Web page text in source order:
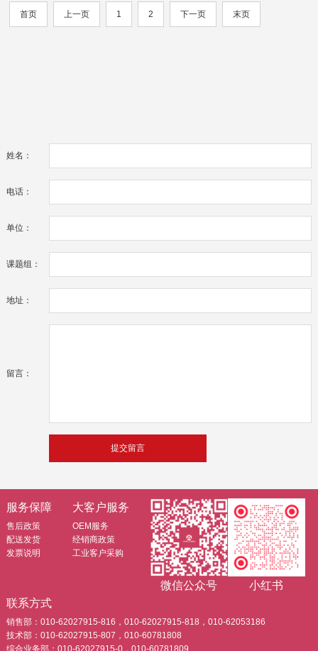
首页 上一页 1 2 下一页 末页
姓名：
电话：
单位：
课题组：
地址：
留言：
服务保障
售后政策
配送发货
发票说明
大客户服务
OEM服务
经销商政策
工业客户采购
微信公众号
小红书
联系方式
销售部：010-62027915-816，010-62027915-818，010-62053186
技术部：010-62027915-807，010-60781808
综合业务部：010-62027915-0，010-60781809